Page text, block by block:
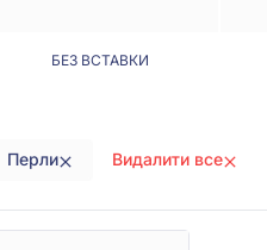
БЕЗ ВСТАВКИ
Перли Видалити все